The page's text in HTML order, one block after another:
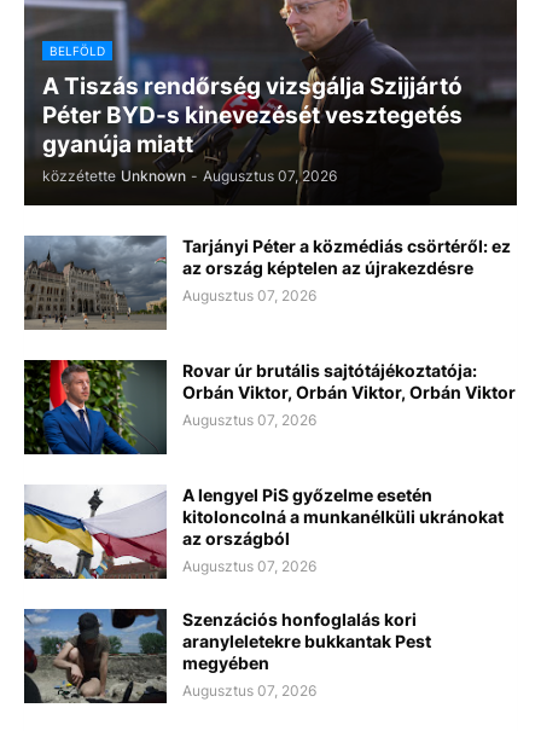
BELFÖLD
A Tiszás rendőrség vizsgálja Szijjártó
Péter BYD-s kinevezését vesztegetés
gyanúja miatt
közzétette Unknown - Augusztus 07, 2026
Tarjányi Péter a közmédiás csörtéről: ez
az ország képtelen az újrakezdésre
Augusztus 07, 2026
Rovar úr brutális sajtótájékoztatója:
Orbán Viktor, Orbán Viktor, Orbán Viktor
Augusztus 07, 2026
A lengyel PiS győzelme esetén
kitoloncolná a munkanélküli ukránokat
az országból
Augusztus 07, 2026
Szenzációs honfoglalás kori
aranyleletekre bukkantak Pest
megyében
Augusztus 07, 2026